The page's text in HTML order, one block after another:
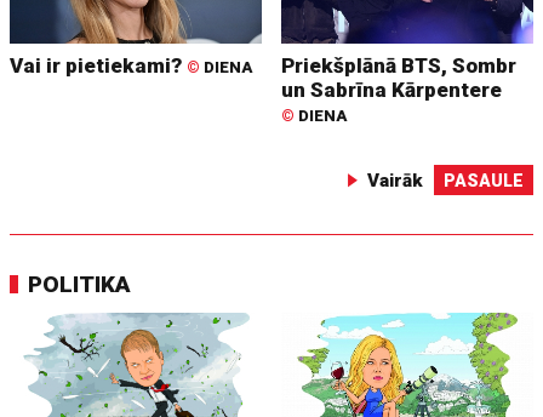
Vai ir pietiekami? © DIENA
Priekšplānā BTS, Sombr
un Sabrīna Kārpentere
© DIENA
Vairāk PASAULE
POLITIKA